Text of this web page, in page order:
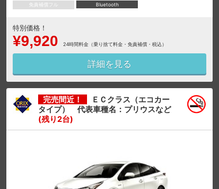
免責補償フル Bluetooth
特別価格！
¥9,920 24時間料金（乗り捨て料金・免責補償・税込）
詳細を見る
完売間近！
ＥＣクラス（エコカー
タイプ） 代表車種名：プリウスなど
(残り2台)